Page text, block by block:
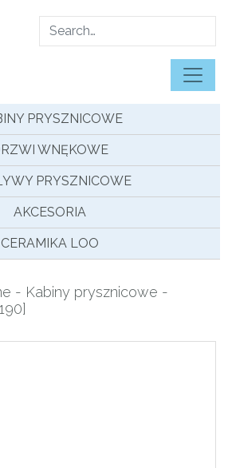
PRYSZNICOWE
WNĘKOWE
PRYSZNICOWE
AKCESORIA
CERAMIKA LOO
- Kabiny prysznicowe -